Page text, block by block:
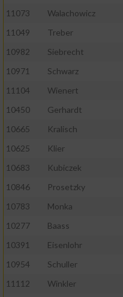
11073
Walachowicz
11049
Treber
10982
Siebrecht
10971
Schwarz
11104
Wienert
10450
Gerhardt
10665
Kralisch
10625
Klier
10683
Kubiczek
10846
Prosetzky
10783
Monka
10277
Baass
10391
Eisenlohr
10954
Schuller
11112
Winkler